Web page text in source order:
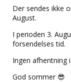
Der sendes ikke
August.
I perioden 3.
forsendelses tid.
Ingen afhentning
God sommer 😎